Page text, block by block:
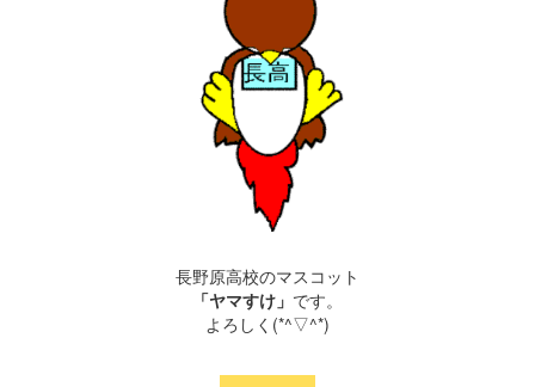
長野原高校のマスコット
「ヤマすけ」 です。
よろしく(*^▽^*)